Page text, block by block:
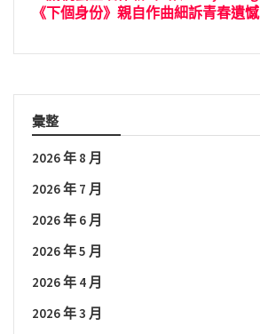
《下個身份》親自作曲細訴青春遺憾
彙整
2026 年 8 月
2026 年 7 月
2026 年 6 月
2026 年 5 月
2026 年 4 月
2026 年 3 月